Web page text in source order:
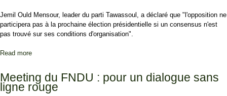
Jemil Ould Mensour, leader du parti Tawassoul, a déclaré que "l'opposition ne
participera pas à la prochaine élection présidentielle si un consensus n'est
pas trouvé sur ses conditions d'organisation".
Read more
Meeting du FNDU : pour un dialogue sans
ligne rouge